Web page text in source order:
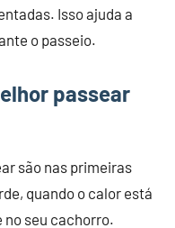
Isso ajuda a
o passeio.
passear
são nas primeiras
quando o calor está
no seu cachorro.